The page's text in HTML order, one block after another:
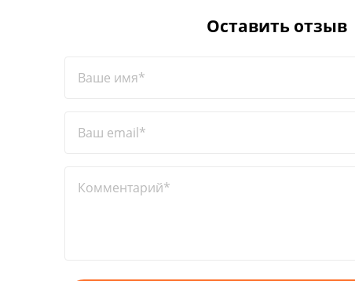
Оставить отзыв
Ваше имя*
Ваш email*
Комментарий*